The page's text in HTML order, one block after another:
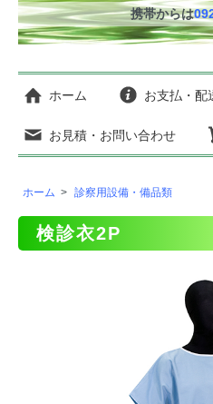
携帯からは
ホーム お支払・配
お見積・お問い合わせ
ホーム > 診察用設備・備品類
検診衣2P